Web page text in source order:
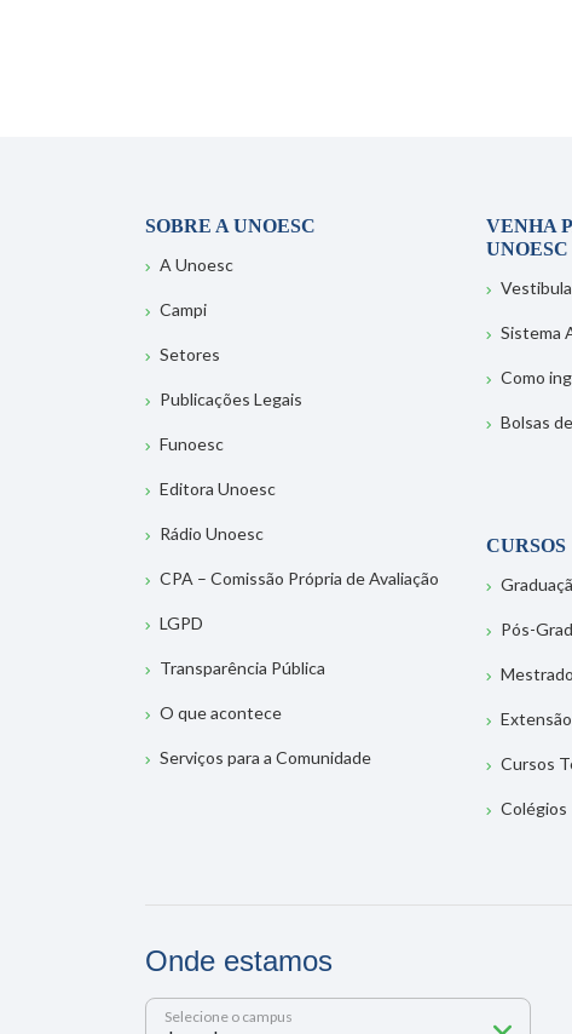
SOBRE A UNOESC
A Unoesc
Campi
Setores
Publicações Legais
Funoesc
Editora Unoesc
Rádio Unoesc
CPA – Comissão Própria de Avaliação
LGPD
Transparência Pública
O que acontece
Serviços para a Comunidade
VENHA
UNOESC
Sistema
Como
Bolsas
CURSOS
Pós-
Extensão
Cursos
Colégios
Onde estamos
Selecione o campus